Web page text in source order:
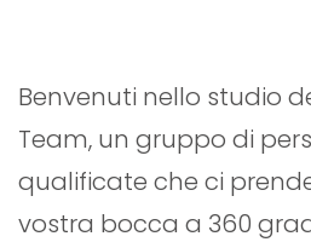
Benvenuti nello studio
Team, un gruppo di
qualificate che ci
vostra bocca a 360